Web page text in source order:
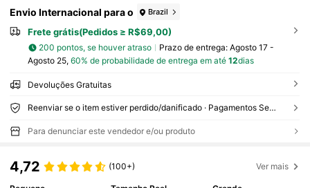
Envio Internacional para o Brazil
Frete grátis(Pedidos ≥ R$69,00)
200 pontos, se houver atraso Prazo de entrega: Agosto 17 -
Agosto 25, 60% de probabilidade de entrega em até 12dias
Devoluções Gratuitas
Reenviar se o item estiver perdido/danificado · Pagamentos Seguros · Proteção de privacidade
Para denunciar este vendedor e/ou produto
4,72 (100+) Ver mais